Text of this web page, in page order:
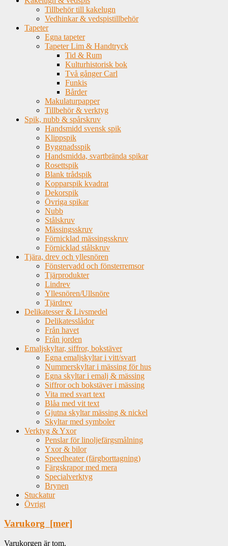
Tillbehör till kakelugn
Vedhinkar & vedspistillbehör
Tapeter
Egna tapeter
Tapeter Lim & Handtryck
Tid & Rum
Kulturhistorisk bok
Två gånger Carl
Funkis
Bårder
Makulaturpapper
Tillbehör & verktyg
Spik, nubb & spårskruv
Handsmidd svensk spik
Klippspik
Byggnadsspik
Handsmidda, svartbrända spikar
Rosettspik
Blank trådspik
Kopparspik kvadrat
Dekorspik
Övriga spikar
Nubb
Stålskruv
Mässingsskruv
Förnicklad mässingsskruv
Förnicklad stålskruv
Tjära, drev och yllesnören
Fönstervadd och fönsterremsor
Tjärprodukter
Lindrev
Yllesnören/Ullsnöre
Tjärdrev
Delikatesser & Livsmedel
Delikatesslådor
Från havet
Från jorden
Emaljskyltar, siffror, bokstäver
Egna emaljskyltar i vitt/svart
Nummerskyltar i mässing för hus
Egna skyltar i emalj & mässing
Siffror och bokstäver i mässing
Vita med svart text
Blåa med vit text
Gjutna skyltar mässing & nickel
Skyltar med symboler
Verktyg & Yxor
Penslar för linoljefärgsmålning
Yxor & bilor
Speedheater (färgborttagning)
Färgskrapor med mera
Specialverktyg
Brynen
Stuckatur
Övrigt
Varukorg [mer]
Varukorgen är tom.